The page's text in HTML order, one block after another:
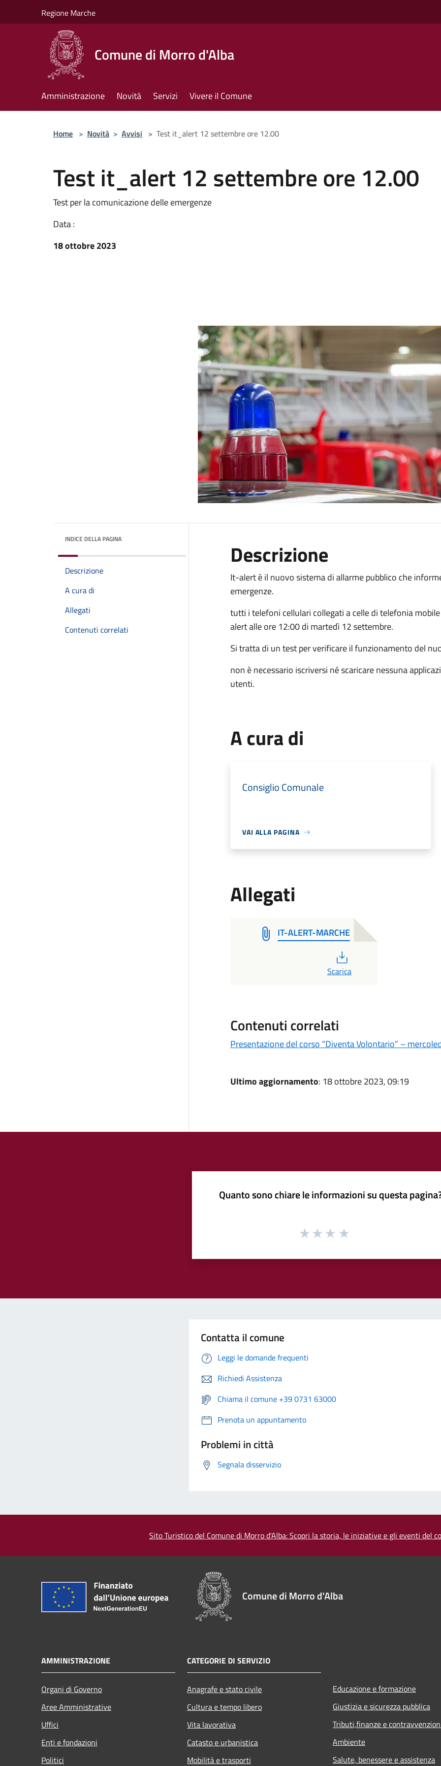
Regione Marche
Comune di Morro d'Alba
Amministrazione Novità Servizi Vivere il Comune
Home > Novità > Avvisi > Test it_alert 12 settembre ore 12.00
Test it_alert 12 settembre ore 12.00
Test per la comunicazione delle emergenze
Data :
18 ottobre 2023
INDICE DELLA PAGINA
Descrizione
A cura di
Allegati
Contenuti correlati
Descrizione
It-alert è il nuovo sistema di allarme pubblico che
emergenze.
tutti i telefoni cellulari collegati a celle di telefonia
alert alle ore 12:00 di martedì 12 settembre.
Si tratta di un test per verificare il funzionamento del
non è necessario iscriversi né scaricare nessuna
utenti.
A cura di
Consiglio Comunale
VAI ALLA PAGINA
Allegati
IT-ALERT-MARCHE
Scarica
Contenuti correlati
Presentazione del corso “Diventa Volontario” –
Ultimo aggiornamento: 18 ottobre 2023, 09:19
Quanto sono chiare le informazioni su questa
Contatta il comune
Leggi le domande frequenti
Richiedi Assistenza
Chiama il comune +39 0731 63000
Prenota un appuntamento
Problemi in città
Segnala disservizio
Sito Turistico del Comune di Morro d'Alba: Scopri la storia, le iniziative e gli eventi del
Comune di Morro d'Alba
AMMINISTRAZIONE
Organi di Governo
Aree Amministrative
Uffici
Enti e fondazioni
Politici
CATEGORIE DI SERVIZIO
Anagrafe e stato civile
Cultura e tempo libero
Vita lavorativa
Catasto e urbanistica
Mobilità e trasporti
Educazione e formazione
Giustizia e sicurezza pubblica
Tributi,finanze e
Ambiente
Salute, benessere e assistenza